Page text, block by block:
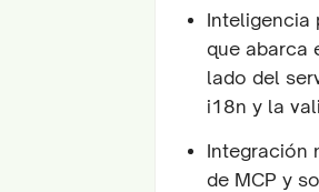
Inteligencia
que abarca
lado del
i18n y la
Integración
de MCP y